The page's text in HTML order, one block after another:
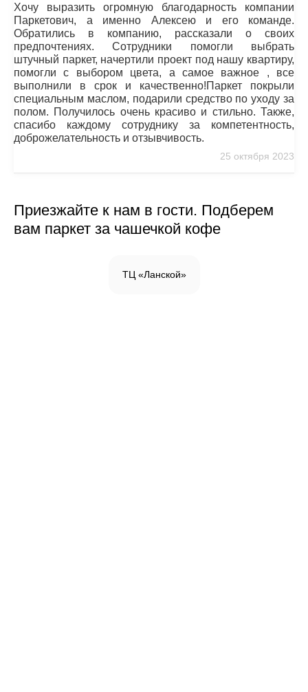
Хочу выразить огромную благодарность компании
Паркетович, а именно Алексею и его команде.
Обратились в компанию, рассказали о своих
предпочтениях. Сотрудники помогли выбрать
штучный паркет, начертили проект под нашу квартиру,
помогли с выбором цвета, а самое важное , все
выполнили в срок и качественно!Паркет покрыли
специальным маслом, подарили средство по уходу за
полом. Получилось очень красиво и стильно. Также,
спасибо каждому сотруднику за компетентность,
доброжелательность и отзывчивость.
25 октября 2023
Приезжайте к нам в гости. Подберем
вам паркет за чашечкой кофе
ТЦ «Ланской»